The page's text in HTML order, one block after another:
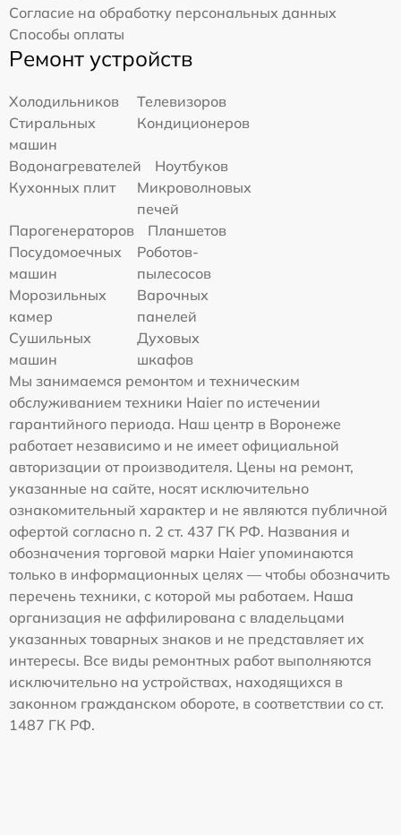
Согласие на обработку персональных данных
Способы оплаты
Ремонт устройств
Холодильников
Телевизоров
Стиральных
машин
Кондиционеров
Водонагревателей
Ноутбуков
Кухонных плит
Микроволновых
печей
Парогенераторов
Планшетов
Посудомоечных
машин
Роботов-
пылесосов
Морозильных
камер
Варочных
панелей
Сушильных
машин
Духовых
шкафов
Мы занимаемся ремонтом и техническим
обслуживанием техники Haier по истечении
гарантийного периода. Наш центр в Воронеже
работает независимо и не имеет официальной
авторизации от производителя. Цены на ремонт,
указанные на сайте, носят исключительно
ознакомительный характер и не являются публичной
офертой согласно п. 2 ст. 437 ГК РФ. Названия и
обозначения торговой марки Haier упоминаются
только в информационных целях — чтобы обозначить
перечень техники, с которой мы работаем. Наша
организация не аффилирована с владельцами
указанных товарных знаков и не представляет их
интересы. Все виды ремонтных работ выполняются
исключительно на устройствах, находящихся в
законном гражданском обороте, в соответствии со ст.
1487 ГК РФ.